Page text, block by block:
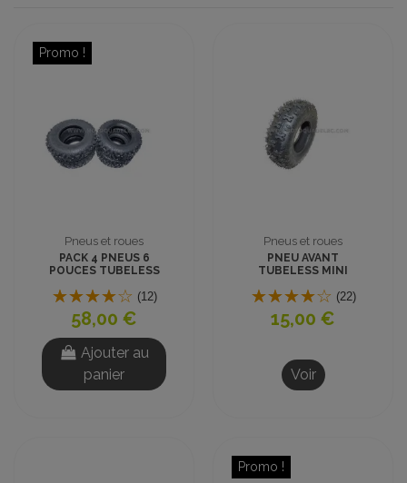
Promo !
Pneus et roues
PACK 4 PNEUS 6
POUCES TUBELESS
(12)
58,00 €
Ajouter au
panier
Pneus et roues
PNEU AVANT
TUBELESS MINI
pouces 4.10-6(22)
15,00 €
Voir
Promo !